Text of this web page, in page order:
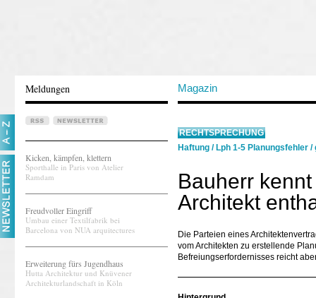
Meldungen Magazin
Kicken, kämpfen, klettern
Sporthalle in Paris von Atelier
Ramdam
Freudvoller Eingriff
Umbau einer Textilfabrik bei
Barcelona von NUA arquitectures
Erweiterung fürs Jugendhaus
Hutta Architektur und Knüvener
Architekturlandschaft in Köln
RECHTSPRECHUNG
Haftung / Lph 1-5 Planungsfehler /
Bauherr
Architekt
Die Parteien eines
vom Architekten zu erstellende
Befreiungserfordernisses reicht